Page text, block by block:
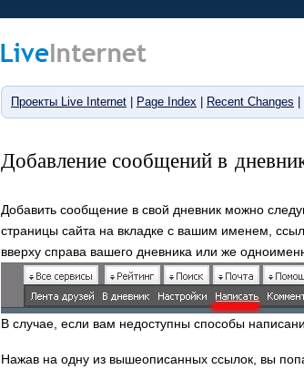
Проекты Live Internet Page Index Recent Changes
Добавление сообщений в
Добавить сообщение в свой дневник можно
страницы сайта на вкладке с вашим именем,
вверху справа вашего дневника или же
В случае, если вам недоступны способы
Нажав на одну из вышеописанных ссылок, вы